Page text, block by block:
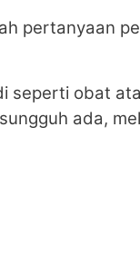
pertanyaan
seperti obat
ada,